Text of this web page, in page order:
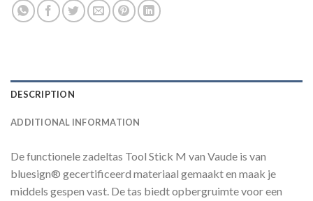
DESCRIPTION
ADDITIONAL INFORMATION
De functionele zadeltas Tool Stick M van Vaude is van
bluesign® gecertificeerd materiaal gemaakt en maak je
middels gespen vast. De tas biedt opbergruimte voor een